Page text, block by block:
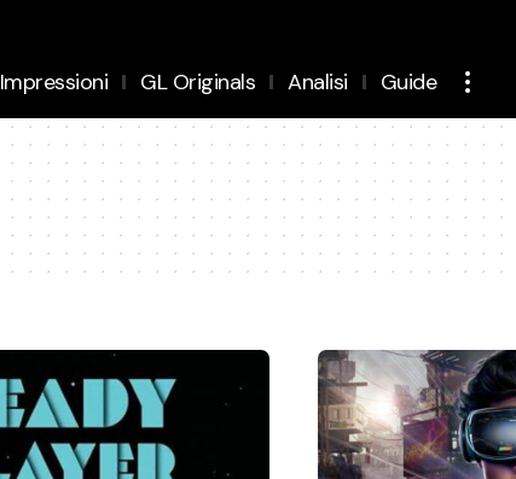
Impressioni GL Originals Analisi Guide